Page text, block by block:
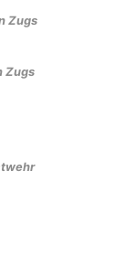
Zugs
Zugs